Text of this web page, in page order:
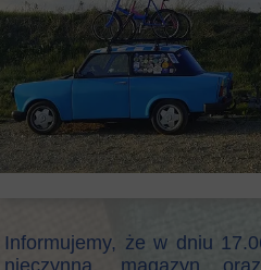
Informujemy, że w dniu
nieczynna, magazyn